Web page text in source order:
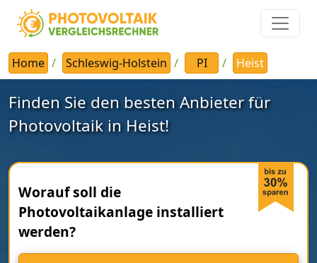
Home Schleswig-Holstein PI Heist
Finden Sie den besten Anbieter für
Photovoltaik in Heist!
Worauf soll die
Photovoltaikanlage installiert
werden?